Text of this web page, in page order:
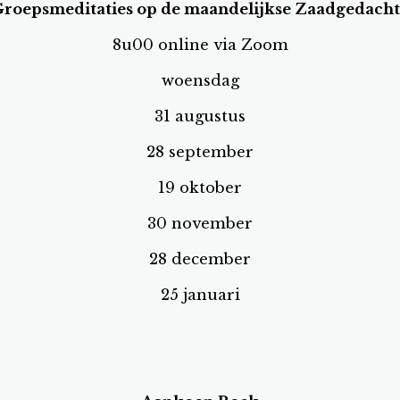
op de maandelijkse
8u00 online via Zoom
woensdag
31 augustus
28 september
19 oktober
30 november
28 december
25 januari